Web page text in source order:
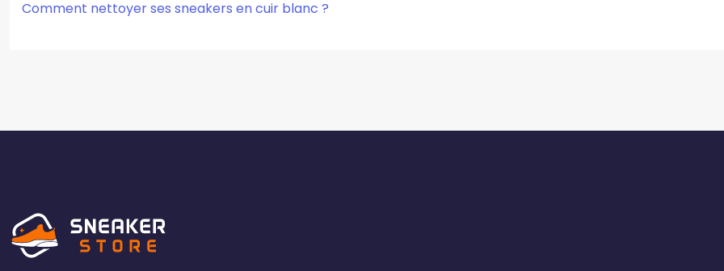
Comment nettoyer ses sneakers en cuir blanc ?